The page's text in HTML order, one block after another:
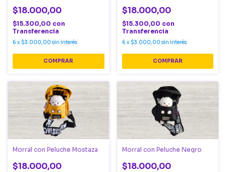
$18.000,00
$15.300,00 con
Transferencia
6 x $3.000,00 sin interés
$18.000,00
$15.300,00 con
Transferencia
6 x $3.000,00 sin interés
Morral con Peluche Mostaza
$18.000,00
Morral con Peluche Negro
$18.000,00